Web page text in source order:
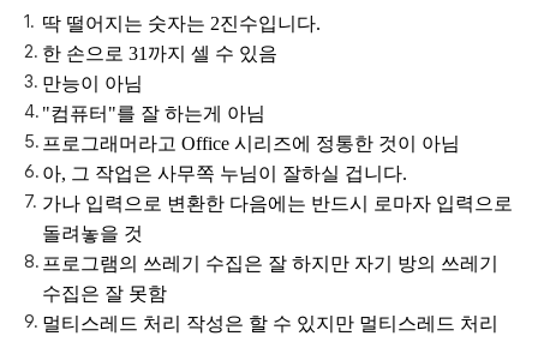
딱 떨어지는 숫자는 2진수입니다.
한 손으로 31까지 셀 수 있음
만능이 아님
"컴퓨터"를 잘 하는게 아님
프로그래머라고 Office 시리즈에 정통한 것이 아님
아, 그 작업은 사무쪽 누님이 잘하실 겁니다.
가나 입력으로 변환한 다음에는 반드시 로마자 입력으로
돌려놓을 것
프로그램의 쓰레기 수집은 잘 하지만 자기 방의 쓰레기
수집은 잘 못함
멀티스레드 처리 작성은 할 수 있지만 멀티스레드 처리